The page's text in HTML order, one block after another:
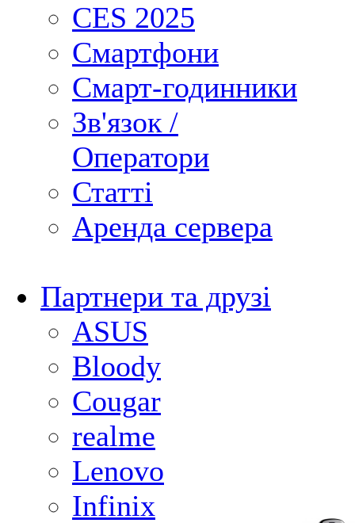
CES 2025
Смартфони
Смарт-годинники
Зв'язок /
Оператори
Статті
Аренда сервера
Партнери та друзі
ASUS
Bloody
Cougar
realme
Lenovo
Infinix